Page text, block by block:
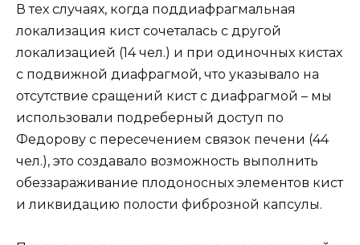
В тех случаях, когда поддиафрагмальная
локализация кист сочеталась с другой
локализацией (14 чел.) и при одиночных кистах
с подвижной диафрагмой, что указывало на
отсутствие сращений кист с диафрагмой – мы
использовали подреберный доступ по
Федорову с пересечением связок печени (44
чел.), это создавало возможность выполнить
обеззараживание плодоносных элементов кист
и ликвидацию полости фиброзной капсулы.